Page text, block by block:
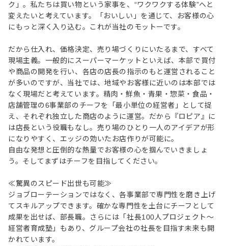
ク」。私たちは買い物という家事を、“ワクワクする体験”へと
変えたいと考えています。「おいしい」を通じて、お客様の心
にもっと深く入り込む。これが当社のモットーです。
だから仕入れ、価格決定、売り場づくりにいたるまで、すべて
現場主義。一般的にスーパーマーケットといえば、本部で買付
や商品の開発を行い、各店の店長の指示のもと運営されること
が多いのですが、当社では、地域やお客様に近いのは本部では
なく現場だと考えています。精肉・鮮魚・青果・惣菜・食品・
店舗管理の6事業部のチーフを「最小単位の経営者」として捉
え、それぞれ独立した商店のように運営。だから『ロピア』に
は店長という役職もなし。売り場のひとり一人のアイデアが形
になりやすく、エッジの効いたお店作りが可能に。
自由な発想と圧倒的な熱量でお客様の心を掴んでいきましょ
う。そしてまずはチーフを目指してください。
≪驚異のスピード出世も可能≫
ジョブローテーションではなく、各事業部で専門性を磨き上げ
てスキルアップできます。確かな専門性を土台にチーフとして
成果を出せば、部長職。さらには「社長100人プロジェクト～
経営者育成塾」もあり、グループ会社の社長を目指す未来も開
かれています。